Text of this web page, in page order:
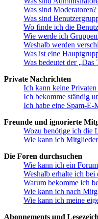
Was sind Moderatoren?
Was sind
Wo finde ich die
Wie werde ich
Weshalb werden
Was ist eine
Was bedeutet der
Private Nachrichten
Ich kann keine
Ich bekomme ständig
Ich habe eine Spam-
Freunde und ignorierte
Wozu benötige ich die
Wie kann ich
Die Foren durchsuchen
Wie kann ich ein
Weshalb erhalte ich bei
Warum bekomme ich
Wie kann ich nach
Wie kann ich meine
Abonnements und